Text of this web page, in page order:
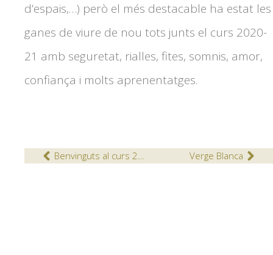
d’espais,…) però el més destacable ha estat les
ganes de viure de nou tots junts el curs 2020-
21 amb seguretat, rialles, fites, somnis, amor,
confiança i molts aprenentatges.
Benvinguts al curs 2020-2021 Verge Blanca